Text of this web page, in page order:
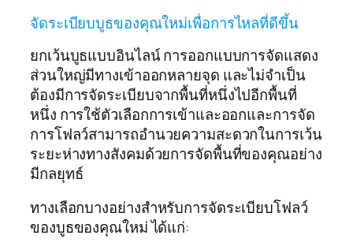
จัดระเบียบบูธของคุณใหม่เพื่อการไหลที่ดีขึ้น
ยกเว้นบูธแบบอินไลน์ การออกแบบการจัดแสดง
ส่วนใหญ่มีทางเข้าออกหลายจุด และไม่จำเป็น
ต้องมีการจัดระเบียบจากพื้นที่หนึ่งไปอีกพื้นที่
หนึ่ง การใช้ตัวเลือกการเข้าและออกและการจัด
การโฟลว์สามารถอำนวยความสะดวกในการเว้น
ระยะห่างทางสังคมด้วยการจัดพื้นที่ของคุณอย่าง
มีกลยุทธ์
ทางเลือกบางอย่างสำหรับการจัดระเบียบโฟลว์
ของบูธของคุณใหม่ ได้แก่: